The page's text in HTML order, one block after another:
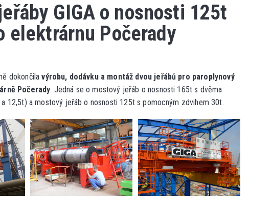
GIGA o nosnosti 125t
elektrárnu Počerady
dokončilavýrobu, dodávku a montáž dvou jeřábů pro paroplynový
Počerady. Jedná se o mostový jeřáb o nosnosti 165t s dvěma
12,5t) a mostový jeřáb o nosnosti 125t s pomocným zdvihem 30t.